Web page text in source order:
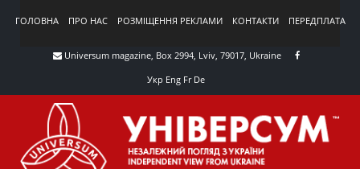
ГОЛОВНА ПРО НАС РОЗМІЩЕННЯ РЕКЛАМИ КОНТАКТИ ПЕРЕДПЛАТА
Universum magazine, Box 2994, Lviv, 79017, Ukraine
Укр Eng Fr De